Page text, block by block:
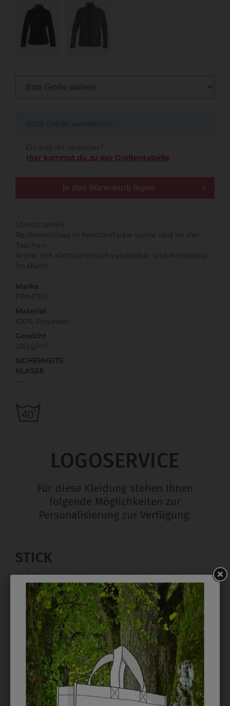
Bitte Größe auswählen!
Du bist dir unsicher?
Hier kommst du zu der Größentabelle
In den Warenkorb legen
Stretchanteil
Reißverschluss in Kontrastfarbe vorne und an den
Taschen.
Ärmel mit Klettverschluß verstellbar und Kordelzug
im Bund.
Marke
PRINTER
Material
100% Polyester
Gewicht
280 g/m²
SICHERHEITS
KLASSE
LOGOSERVICE
Für diese Kleidung stehen Ihnen
folgende Möglichkeiten zur
Personalisierung zur Verfügung:
STICK
Ab 1 Stück möglich in vielen Farben. 5mm ist
Mindesthöhe bei einem Schriftzug. Für Logos und
Namen optimal. Waschbar bis zu 95°C.
EMBLEM
Kann gestickt oder bedruckt werden. Sehr vielseitig
einsetzbar und beim Sticken wieder ab 1 Stück
möglich.
DRUCK